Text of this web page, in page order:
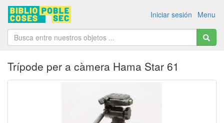
Menu
Iniciar sesión
Trípode per a càmera Hama Star 61